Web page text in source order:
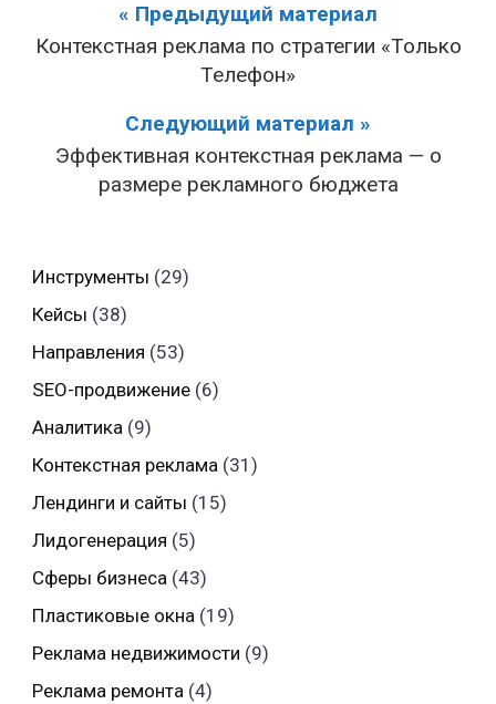
« Предыдущий материал
Контекстная реклама по стратегии «Только
Телефон»
Следующий материал »
Эффективная контекстная реклама — о
размере рекламного бюджета
Инструменты (29)
Кейсы (38)
Направления (53)
SEO-продвижение(6)
Аналитика(9)
Контекстная реклама(31)
Лендинги и сайты (15)
Лидогенерация (5)
Сферы бизнеса(43)
Пластиковые окна(19)
Реклама недвижимости (9)
Реклама ремонта(4)